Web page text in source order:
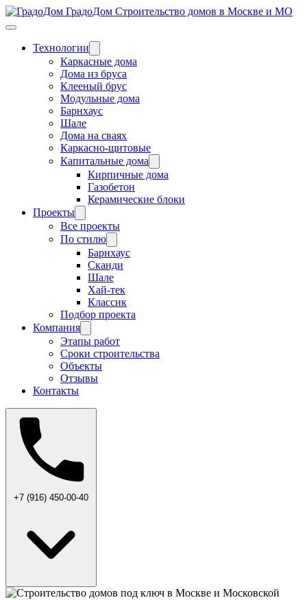
ГрадоДом Строительство домов в Москве и МО
Технологии
Каркасные дома
Дома из бруса
Клееный брус
Модульные дома
Барнхаус
Шале
Дома на сваях
Каркасно-щитовые
Капитальные дома
Кирпичные дома
Газобетон
Керамические блоки
Проекты
Все проекты
По стилю
Барнхаус
Сканди
Шале
Хай-тек
Классик
Подбор проекта
Компания
Этапы работ
Сроки строительства
Объекты
Отзывы
Контакты
+7 (916) 450-00-40